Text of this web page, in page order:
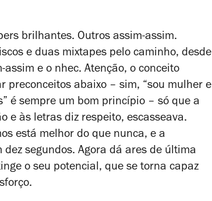
brilhantes. Outros assim-assim.
e duas mixtapes pelo caminho, desde
e o nhec. Atenção, o conceito
preconceitos abaixo – sim, “sou mulher e
é sempre um bom princípio – só que a
e às letras diz respeito, escasseava.
está melhor do que nunca, e a
segundos. Agora dá ares de última
o seu potencial, que se torna capaz